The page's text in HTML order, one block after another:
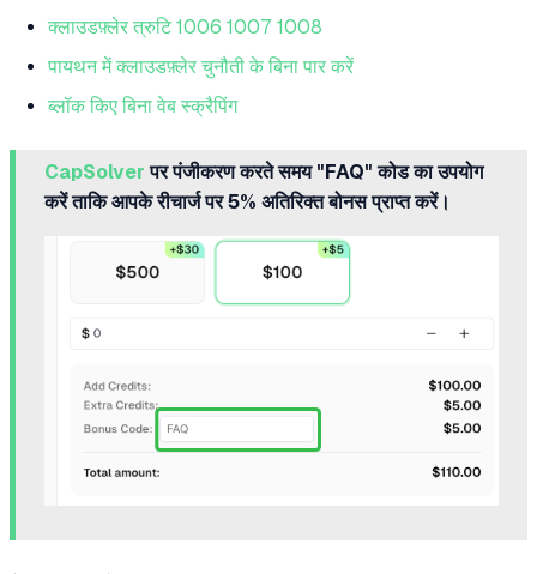
क्लाउडफ़्लेर त्रुटि 1006 1007 1008
पायथन में क्लाउडफ़्लेर चुनौती के बिना पार करें
ब्लॉक किए बिना वेब स्क्रैपिंग
CapSolver पर पंजीकरण करते समय "FAQ" कोड का उपयोग
करें ताकि आपके रीचार्ज पर 5% अतिरिक्त बोनस प्राप्त करें।